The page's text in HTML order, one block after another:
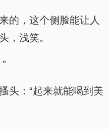
的，这个侧脸能让人
，浅笑。
头：“起来就能喝到美